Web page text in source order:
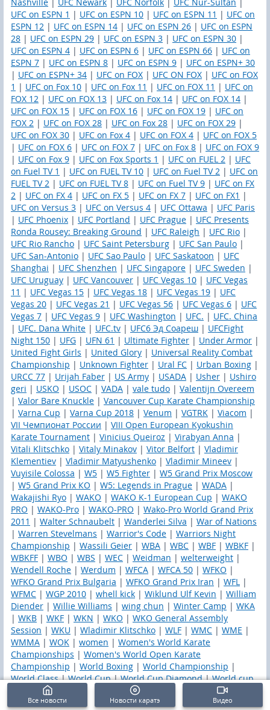
UFC on ESPN 1 | UFC on ESPN 10 | UFC on ESPN 11 | UFC on
ESPN 12 | UFC on ESPN 14 | UFC on ESPN 26 | UFC on ESPN
28 | UFC on ESPN 29 | UFC on ESPN 3 | UFC on ESPN 30 |
UFC on ESPN 4 | UFC on ESPN 6 | UFC on ESPN 66 | UFC on
ESPN 7 | UFC on ESPN 8 | UFC on ESPN 9 | UFC on ESPN+ 30
| UFC on ESPN+ 34 | UFC on FOX | UFC ON FOX | UFC on FOX
1 | UFC on Fox 10 | UFC on Fox 11 | UFC on FOX 11 | UFC on
FOX 12 | UFC on FOX 13 | UFC on Fox 14 | UFC on FOX 14 |
UFC on FOX 15 | UFC on FOX 16 | UFC on FOX 19 | UFC on
FOX 2 | UFC on FOX 28 | UFC on Fox 28 | UFC on FOX 29 |
UFC on FOX 30 | UFC on Fox 4 | UFC on FOX 4 | UFC on FOX 5
| UFC on FOX 6 | UFC on FOX 7 | UFC on Fox 8 | UFC on FOX 9
| UFC on Fox 9 | UFC on Fox Sports 1 | UFC on FUEL 2 | UFC
on Fuel TV 1 | UFC on FUEL TV 10 | UFC on Fuel TV 2 | UFC on
FUEL TV 2 | UFC on FUEL TV 8 | UFC on Fuel TV 9 | UFC on FX
2 | UFC on FX 4 | UFC on FX 5 | UFC on FX 7 | UFC on FX1 |
UFC on Versus 3 | UFC on Versus 4 | UFC Ottawa | UFC Paris
| UFC Phoenix | UFC Portland | UFC Prague | UFC Presents
Ronda Rousey: Breaking Ground | UFC Raleigh | UFC Rio |
UFC Rio Rancho | UFC Saint Petersburg | UFC San Paulo |
UFC San-Antonio | UFC Sao Paulo | UFC Saskatoon | UFC
Shanghai | UFC Shenzhen | UFC Singapore | UFC Sweden |
UFC Uruguay | UFC Vancouver | UFC Vegas 10 | UFC Vegas
11 | UFC Vegas 15 | UFC Vegas 18 | UFC Vegas 19 | UFC
Vegas 20 | UFC Vegas 21 | UFC Vegas 56 | UFC Vegas 6 | UFC
Vegas 7 | UFC Vegas 9 | UFC Washington | UFC. | UFC. China
| UFC. Dana White | UFC.tv | UFC6 Эд Соареш | UFCFight
Night 150 | UFG | UFN 61 | Ultimate Fighter | Under Armor |
United Fight Girls | United Glory | Universal Reality Combat
Championship | Unknown Fighter | Ural FC | Urban Boxing |
URCC 77 | Urijah Faber | US Army | USADA | Usher | Ushiro
geri | USKO | USOC | VADA | vale tudo | Valentijn Overeem
| Valor Bare Knuckle | Vancouver Cup Karate Championship
| Varna Cup | Varna Cup 2018 | Venum | VGTRK | Viacom |
VII Чемпионат России | VIII Open European Kyokushin
Karate Tournament | Vinicius Queiroz | Virabyan Anna |
Vitali Klitschko | Vitaly Minakov | Vitor Belfort | Vladimir
Klementiev | Vladimir Matyushenko | Vladimir Mineev |
Vuyisile Colossa | W5 | W5 Fighter | W5 Grand Prix Moscow
| W5 Grand Prix КО | W5: Legends in Prague | WADA |
Wakajishi Ryo | WAKO | WAKO K-1 European Cup | WAKO
PRO | WAKO-Pro | WAKO-PRO | Wako-Pro World Grand Prix
2011 | Walter Schnaubelt | Wanderlei Silva | War of Nations
| Warren Stevelmans | Warrior's Code | Warriors Night
Championship | Wassili Geier | WBA | WBC | WBF | WBKF |
WBKFF | WBO | WBS | WEC | Weidman | welterweight |
Wendell Roche | Werdum | WFCA | WFCA 50 | WFKO |
WFKO Grand Prix Bulgaria | WFKO Grand Prix Iran | WFL |
WFMC | WGP 2010 | whell kick | Wiklund Ulf Kevin | William
Diender | Willie Williams | wing chun | Winter Camp | WKA
| WKB | WKF | WKN | WKO | WKO General Assembly
Session | WKU | Wladimir Klitschko | WLF | WMC | WME |
WMMA | WOK | women | Women's World Karate
Championships | Women's World Open Karate
Championship | World Boxing | World Championship |
World Class|World Cup|World Cup Diamond|World cup
Diamond-2015
World Fighting Kyokushin Organization
World Grand Prix
World Karate|world karate
World
Все новости Новости каратэ Видео